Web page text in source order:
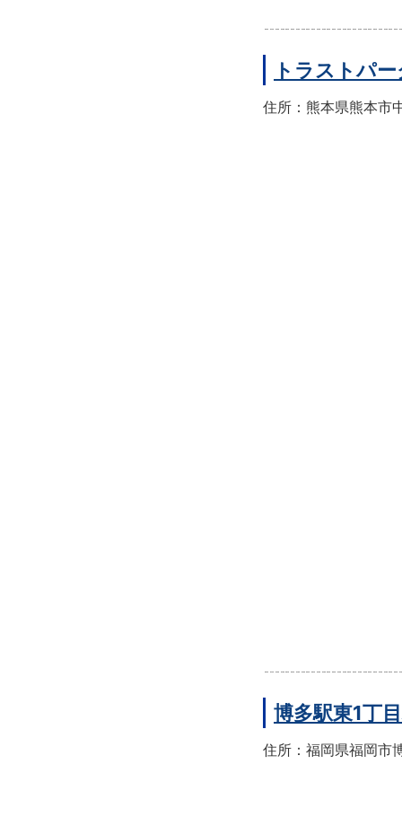
トラストパ
住所：熊本県熊本市
博多駅東1丁
住所：福岡県福岡市